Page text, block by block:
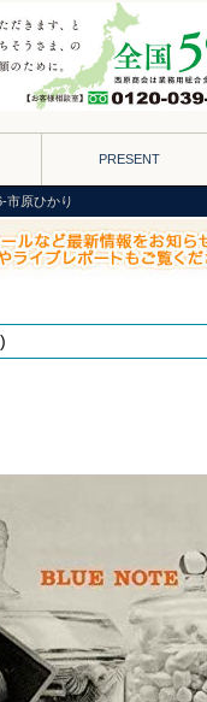
PRESENT
市原ひかり
)